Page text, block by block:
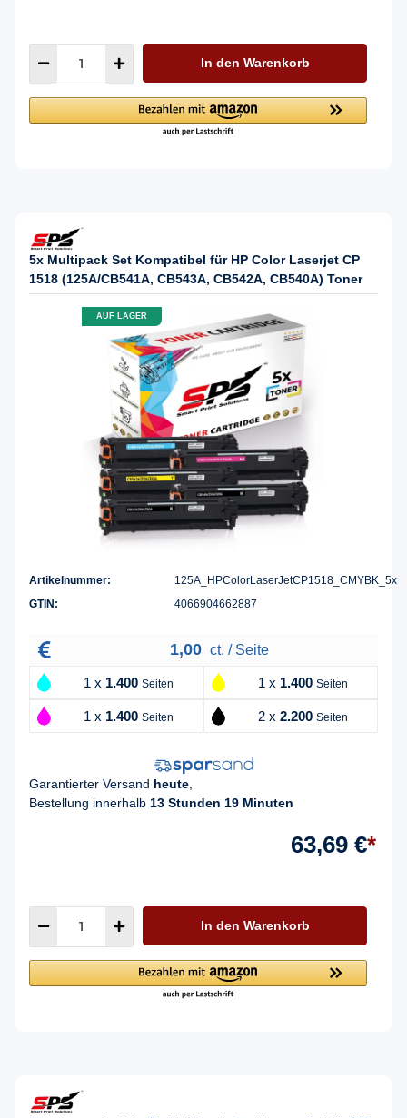
In den Warenkorb
5x Multipack Set Kompatibel für HP Color Laserjet CP
1518 (125A/CB541A, CB543A, CB542A, CB540A) Toner
AUF LAGER
Artikelnummer:
125A_HPColorLaserJetCP1518_CMYBK_5x
GTIN:
4066904662887
1,00 ct. / Seite
1 x 1.400 Seiten 1 x 1.400 Seiten
1 x 1.400 Seiten 2 x 2.200 Seiten
Garantierter Versand heute
Bestellung innerhalb 13 Stunden 19 Minuten
63,69 €*
In den Warenkorb